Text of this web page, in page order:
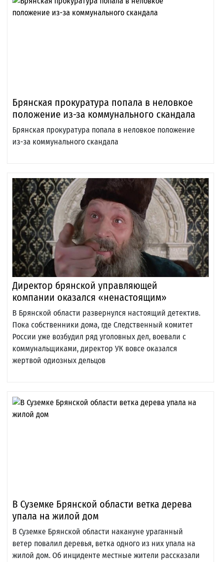
Брянская прокуратура попала в неловкое
положение из-за коммунального скандала
Брянская прокуратура попала в неловкое положение
из-за коммунального скандала
Директор брянской управляющей
компании оказался «ненастоящим»
В Брянской области развернулся настоящий детектив.
Пока собственники дома, где Следственный комитет
России уже возбудил ряд уголовных дел, воевали с
коммунальщиками, директор УК вовсе оказался
жертвой одиозных дельцов
В Суземке Брянской области ветка дерева
упала на жилой дом
В Суземке Брянской области накануне ураганный
ветер повалил деревья, ветка одного из них упала на
жилой дом. Об инциденте местные жители рассказали